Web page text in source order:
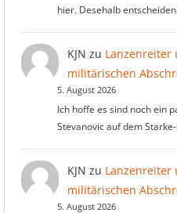
hier. Desehalb
KJN zu Lanzenreiter
militärischen
5. August 2026
Ich hoffe es sind noch ein
Stevanovic auf dem
KJN zu Lanzenreiter
militärischen
5. August 2026